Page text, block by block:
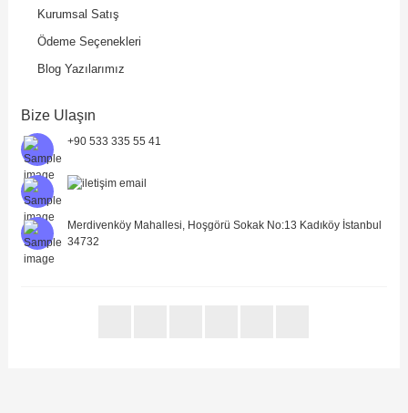
Kurumsal Satış
Ödeme Seçenekleri
Blog Yazılarımız
Bize Ulaşın
+90 533 335 55 41
Merdivenköy Mahallesi, Hoşgörü Sokak No:13 Kadıköy İstanbul
34732